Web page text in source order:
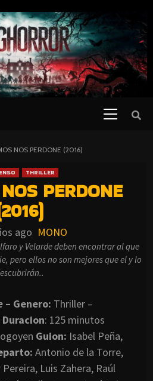
NOS PERDONE (2016)
THRILLER
PERDONE
ago MONO
y Velarde deben encontrar al que
pero ellos no son mejores que el y lo
– Genero: Thriller –
Duracion: 125 minutos
Guion: Isabel Peña,
Antonio de la Torre,
Luis Zahera, Raúl